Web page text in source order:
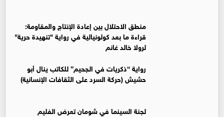
منطق الاحتلال بين إعادة الإنتاج والمقاومة:
قراءة ما بعد كولونيالية في رواية "تنهيدة حرية"
لرولا خالد غانم
رواية “ذكريات في الجحيم” للكاتب ينال أبو
حشيش (حركة السرد على الثقافات الإنسانية)
لجنة السينما في شومان تعرض الفليم